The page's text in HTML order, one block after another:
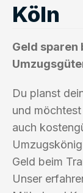
Köln
Geld sparen
Du planst
und
auch
Geld beim
Unser